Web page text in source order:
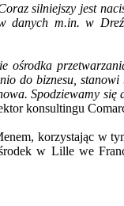
silniejszy jest
danych m.in. w
do biznesu,
Spodziewamy się
konsultingu
korzystając w
w Lille we